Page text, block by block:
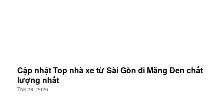
Cập nhật Top nhà xe từ Sài Gòn đi Măng Đen chất
lượng nhất
Th3 28, 2026